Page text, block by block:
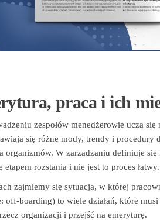
praca i ich
zespołów menedżerowie uczą
się różne mody, trendy i
organizmów. W zarządzaniu definiuje
rozstania i nie jest to proces łatwy.
zajmiemy się sytuacją, w której
off-boarding) to wiele działań, które
organizacji i przejść na emeryturę.